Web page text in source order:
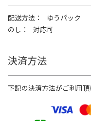
配送方法
ゆうパック
のし
対応可
決済方法
下記の決済方法がご利用頂